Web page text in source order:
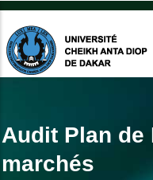
Aller
contenu
principal
Audit Plan de
marchés